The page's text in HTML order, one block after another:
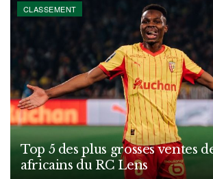
CLASSEMENT
Top 5 des plus grosses ventes
africains du RC Lens